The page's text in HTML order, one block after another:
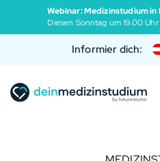
Webinar: Medizinstudium in
Diesen Sonntag um 19:00
Informier dich: